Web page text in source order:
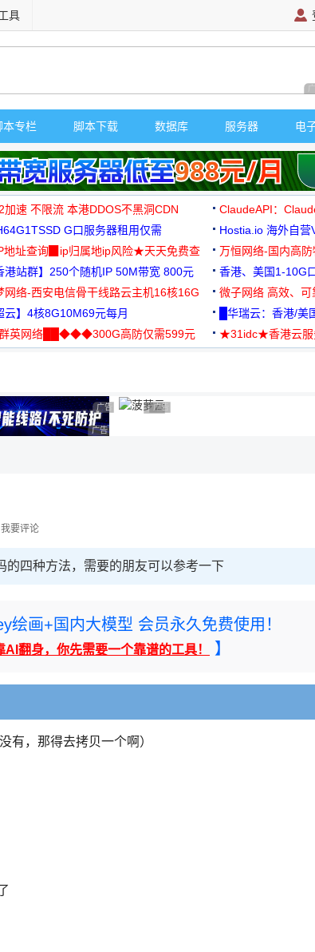
具
本专栏 脚本下载 数据库 服务器 电
加速 不限流 本港DDOS不黑洞CDN ClaudeAPI：
G口服务器租用仅需
可免费测试
Hostia.io 海外自营
地址查询▉ip归属地ip风险★天天免费查
万恒网络-国内高
99元/月起
港站群】250个随机IP 50M带宽 800元 香港、美国1-10G
网络-西安电信骨干线路云主机16核16G
/月
微子网络 高效、
云】4核8G10M69元每月 █华瑞云：香港/美
群英网络██◆◆◆300G高防仅需599元
★31idc★香港云服
广告 商业广告，理性选择
广告 商业广告，理性选择广告 商业广告，理性选择
广告 商业广告，理性选择
我要评论
四种方法，需要的朋友可以参考一下
绘画+国内大模型 会员永久免费使用！
AI翻身，你先需要一个靠谱的工具！ 】
有，那得去拷贝一个啊）